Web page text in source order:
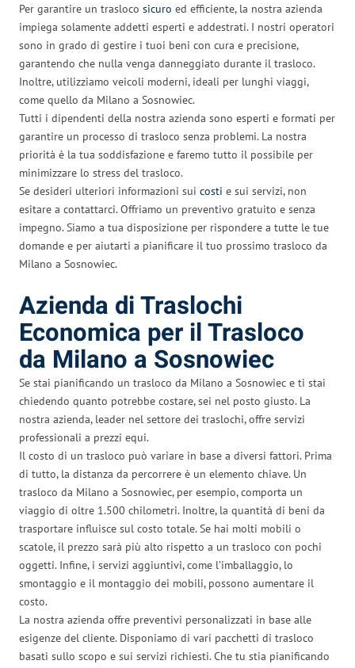
Per garantire un trasloco sicuro ed efficiente, la nostra azienda
impiega solamente addetti esperti e addestrati. I nostri operatori
sono in grado di gestire i tuoi beni con cura e precisione,
garantendo che nulla venga danneggiato durante il trasloco.
Inoltre, utilizziamo veicoli moderni, ideali per lunghi viaggi,
come quello da Milano a Sosnowiec.
Tutti i dipendenti della nostra azienda sono esperti e formati per
garantire un processo di trasloco senza problemi. La nostra
priorità è la tua soddisfazione e faremo tutto il possibile per
minimizzare lo stress del trasloco.
Se desideri ulteriori informazioni sui costi e sui servizi, non
esitare a contattarci. Offriamo un preventivo gratuito e senza
impegno. Siamo a tua disposizione per rispondere a tutte le tue
domande e per aiutarti a pianificare il tuo prossimo trasloco da
Milano a Sosnowiec.
Azienda di Traslochi
Economica per il Trasloco
da Milano a Sosnowiec
Se stai pianificando un trasloco da Milano a Sosnowiec e ti stai
chiedendo quanto potrebbe costare, sei nel posto giusto. La
nostra azienda, leader nel settore dei traslochi, offre servizi
professionali a prezzi equi.
Il costo di un trasloco può variare in base a diversi fattori. Prima
di tutto, la distanza da percorrere è un elemento chiave. Un
trasloco da Milano a Sosnowiec, per esempio, comporta un
viaggio di oltre 1.500 chilometri. Inoltre, la quantità di beni da
trasportare influisce sul costo totale. Se hai molti mobili o
scatole, il prezzo sarà più alto rispetto a un trasloco con pochi
oggetti. Infine, i servizi aggiuntivi, come l’imballaggio, lo
smontaggio e il montaggio dei mobili, possono aumentare il
costo.
La nostra azienda offre preventivi personalizzati in base alle
esigenze del cliente. Disponiamo di vari pacchetti di trasloco
basati sullo scopo e sui servizi richiesti. Che tu stia pianificando